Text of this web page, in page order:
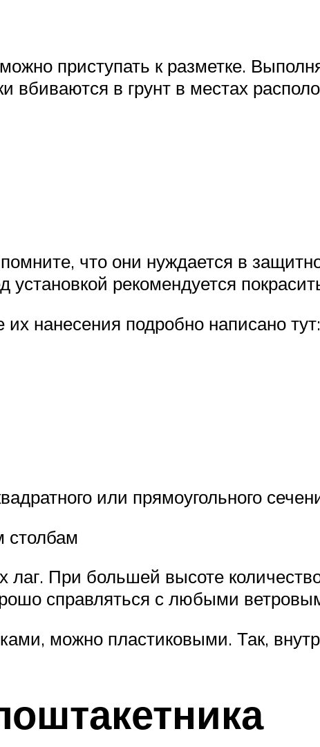
приступать к разметке.
вбиваются в грунт в местах
что они нуждается в
рекомендуется
нанесения подробно написано
или прямоугольного
столбам
лаг. При большей высоте
справляться с любыми
можно пластиковыми. Так,